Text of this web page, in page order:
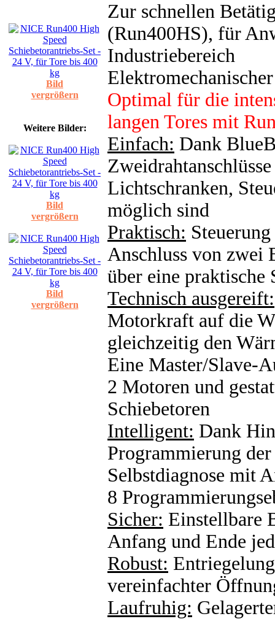
Bild
vergrößern
Weitere Bilder:
Bild
vergrößern
Bild
vergrößern
Zur schnellen
(Run400HS), für
Industriebereich
Optimal für die
langen Tores mit
Einfach: Dank
Lichtschranken,
möglich sind
Praktisch:
Anschluss von zwei
über eine
Technisch ausgereift:
Motorkraft auf die
gleichzeitig den
Eine Master/Slave-
2 Motoren und
Schiebetoren
Intelligent: Dank
Programmierung
Selbstdiagnose mit
8
Sicher: Einstellbare
Anfang und Ende
Robust:
vereinfachter
Laufruhig: